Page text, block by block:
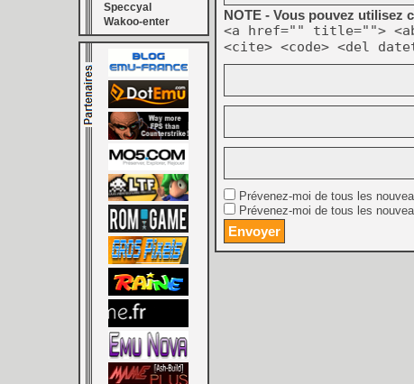
Speccyal
Wakoo-enter
NOTE - Vous pouvez utilisez
<a href="" title="">
<cite> <code> <del
Prévenez-moi de tous les
Prévenez-moi de tous les